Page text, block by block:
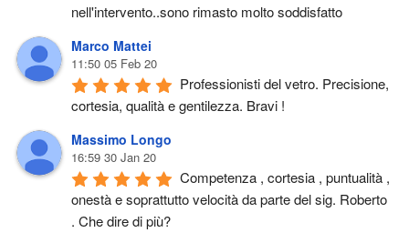
nell'intervento..sono rimasto molto soddisfatto
Marco Mattei
11:50 05 Feb 20
Professionisti del vetro. Precisione,
cortesia, qualità e gentilezza. Bravi !
Massimo Longo
16:59 30 Jan 20
Competenza , cortesia , puntualità ,
onestà e soprattutto velocità da parte del sig. Roberto
. Che dire di più?